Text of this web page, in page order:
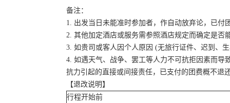
备注：
1. 出发当日未能准时参加者，作自动放弃论，已付
2. 其他加定酒店或服务需参照酒店规定而确定是否
3. 如贵司或客人因个人原因 (无旅行证件、迟到、
4. 如遇天气、战争、罢工等人力不可抗拒因素而
抗力引起的直接或间接责任，已支付的团费概不退
【退改说明】
行程开始前